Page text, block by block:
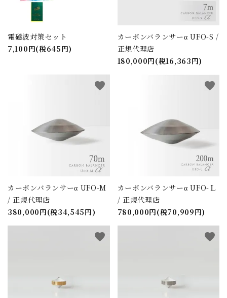
電磁波対策セット
7,100円(税645円)
カーボンバランサーα UFO-S /
正規代理店
180,000円(税16,363円)
カーボンバランサーα UFO-M
/ 正規代理店
380,000円(税34,545円)
favorite
カーボンバランサーα UFO-Ｌ
/ 正規代理店
780,000円(税70,909円)
favorite
favorite favorite